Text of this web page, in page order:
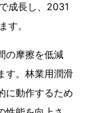
成長し、2031
す。
の摩擦を低減
す。林業用潤滑
に動作するため